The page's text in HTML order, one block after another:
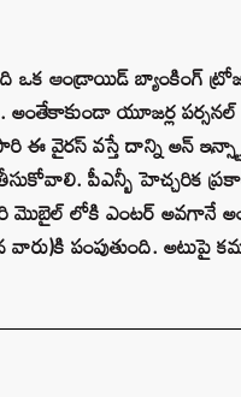
ఒక ఆండ్రాయిడ్ బ్యాంకింగ్
యూజర్ల
ఈ వైరస్ వస్తే దాన్ని అన్
పీఎన్బీ హెచ్చరిక
మొబైల్ లోకి ఎంటర్ అవగానే
పంపుతుంది.